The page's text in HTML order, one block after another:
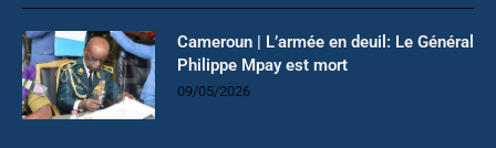
Cameroun | L’armée en deuil: Le Général
Philippe Mpay est mort
09/05/2026